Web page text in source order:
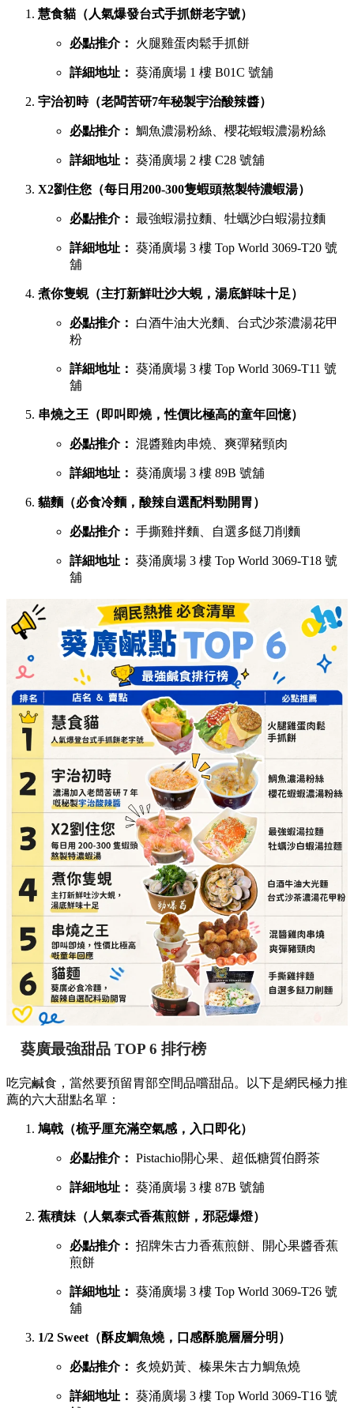
慧食貓（人氣爆發台式手抓餅老字號）
必點推介： 火腿雞蛋肉鬆手抓餅
詳細地址： 葵涌廣場 1 樓 B01C 號舖
宇治初時（老闆苦研7年秘製宇治酸辣醬）
必點推介： 鯛魚濃湯粉絲、櫻花蝦蝦濃湯粉絲
詳細地址： 葵涌廣場 2 樓 C28 號舖
X2劉住您（每日用200-300隻蝦頭熬製特濃蝦湯）
必點推介： 最強蝦湯拉麵、牡蠣沙白蝦湯拉麵
詳細地址： 葵涌廣場 3 樓 Top World 3069-T20 號
舖
煮你隻蜆（主打新鮮吐沙大蜆，湯底鮮味十足）
必點推介：
白酒牛油大光麵、台式沙茶濃湯花甲
粉
詳細地址： 葵涌廣場 3 樓 Top World 3069-T11 號
舖
串燒之王（即叫即燒，性價比極高的童年回憶）
必點推介： 混醬雞肉串燒、爽彈豬頸肉
詳細地址： 葵涌廣場 3 樓 89B 號舖
貓麵（必食冷麵，酸辣自選配料勁開胃）
必點推介： 手撕雞拌麵、自選多餸刀削麵
詳細地址： 葵涌廣場 3 樓 Top World 3069-T18 號
舖
葵廣最強甜品 TOP 6 排行榜
吃完鹹食，當然要預留胃部空間品嚐甜品。以下是網民極力推
薦的六大甜點名單：
鳩戟（梳乎厘充滿空氣感，入口即化）
必點推介： Pistachio開心果、超低糖質伯爵茶
詳細地址： 葵涌廣場 3 樓 87B 號舖
蕉積妹（人氣泰式香蕉煎餅，邪惡爆燈）
必點推介： 招牌朱古力香蕉煎餅、開心果醬香蕉
煎餅
詳細地址： 葵涌廣場 3 樓 Top World 3069-T26 號
舖
1/2 Sweet（酥皮鯛魚燒，口感酥脆層層分明）
必點推介： 炙燒奶黃、榛果朱古力鯛魚燒
詳細地址： 葵涌廣場 3 樓 Top World 3069-T16 號